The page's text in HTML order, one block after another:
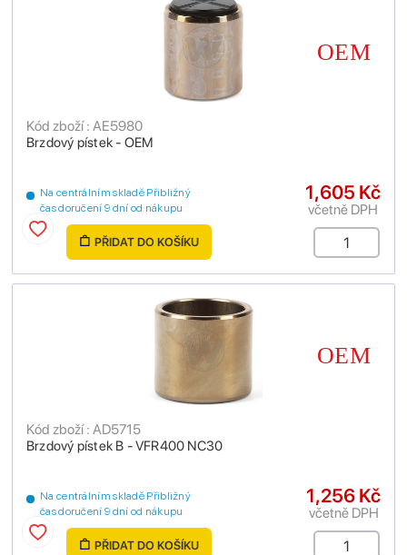
Brzdový pístek - OEM
Kód zboží : AE5980
Na centrálním skladě Přibližný
čas doručení 9 dní od nákupu
1,605 Kč
včetně DPH
PŘIDAT DO KOŠÍKU
Brzdový pístek B - VFR400 NC30
Kód zboží : AD5715
Na centrálním skladě Přibližný
čas doručení 9 dní od nákupu
1,256 Kč
včetně DPH
PŘIDAT DO KOŠÍKU